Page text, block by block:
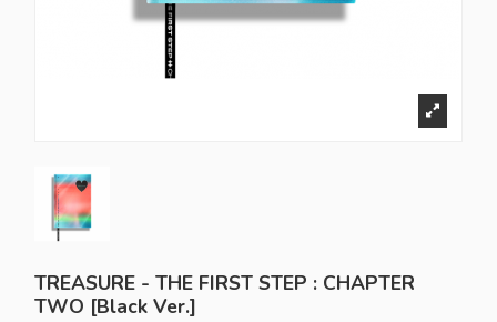
TREASURE - THE FIRST STEP : CHAPTER
TWO [Black Ver.]